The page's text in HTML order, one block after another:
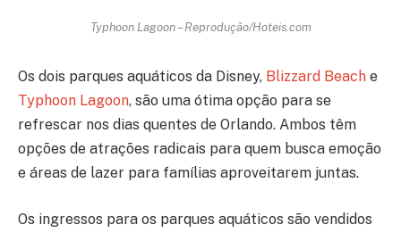
Typhoon Lagoon – Reprodução/Hoteis.com
Os dois parques aquáticos da Disney, Blizzard Beach e
Typhoon Lagoon, são uma ótima opção para se
refrescar nos dias quentes de Orlando. Ambos têm
opções de atrações radicais para quem busca emoção
e áreas de lazer para famílias aproveitarem juntas.
Os ingressos para os parques aquáticos são vendidos